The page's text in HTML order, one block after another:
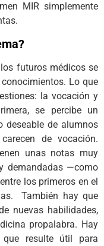
MIR simplemente
futuros médicos se
Lo que
la vocación y
se percibe un
deseable de alumnos
de vocación.
unas notas muy
demandadas —como
los primeros en el
También hay que
nuevas habilidades,
propalabra. Hay
resulte útil para